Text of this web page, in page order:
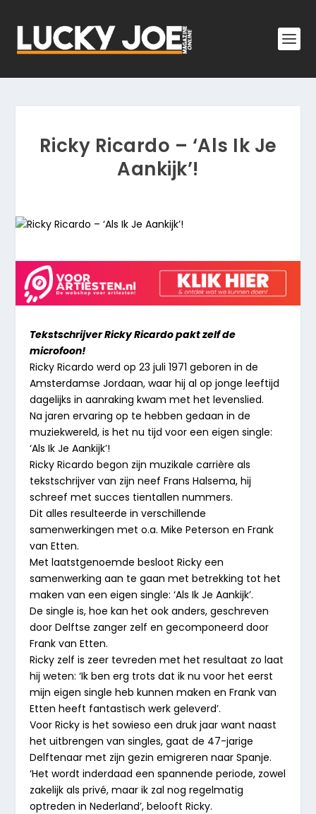
Ricky Ricardo – ‘Als Ik Je
Aankijk’!
Tekstschrijver Ricky Ricardo pakt zelf de
microfoon!
Ricky Ricardo werd op 23 juli 1971 geboren in de
Amsterdamse Jordaan, waar hij al op jonge leeftijd
dagelijks in aanraking kwam met het levenslied.
Na jaren ervaring op te hebben gedaan in de
muziekwereld, is het nu tijd voor een eigen single:
‘Als Ik Je Aankijk’!
Ricky Ricardo begon zijn muzikale carrière als
tekstschrijver van zijn neef Frans Halsema, hij
schreef met succes tientallen nummers.
Dit alles resulteerde in verschillende
samenwerkingen met o.a. Mike Peterson en Frank
van Etten.
Met laatstgenoemde besloot Ricky een
samenwerking aan te gaan met betrekking tot het
maken van een eigen single: ‘Als Ik Je Aankijk’.
De single is, hoe kan het ook anders, geschreven
door Delftse zanger zelf en gecomponeerd door
Frank van Etten.
Ricky zelf is zeer tevreden met het resultaat zo laat
hij weten: ‘Ik ben erg trots dat ik nu voor het eerst
mijn eigen single heb kunnen maken en Frank van
Etten heeft fantastisch werk geleverd’.
Voor Ricky is het sowieso een druk jaar want naast
het uitbrengen van singles, gaat de 47-jarige
Delftenaar met zijn gezin emigreren naar Spanje.
‘Het wordt inderdaad een spannende periode, zowel
zakelijk als privé, maar ik zal nog regelmatig
optreden in Nederland’, belooft Ricky.